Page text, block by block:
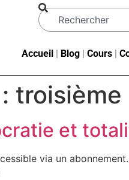
Accueil | Blog | Cours |
troisième
et
via un